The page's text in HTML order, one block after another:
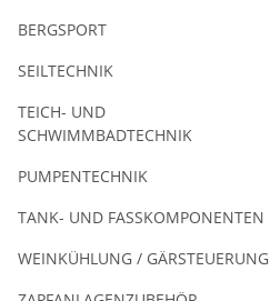
BERGSPORT
SEILTECHNIK
TEICH- UND
SCHWIMMBADTECHNIK
PUMPENTECHNIK
TANK- UND FASSKOMPONENTEN
WEINKÜHLUNG / GÄRSTEUERUNG